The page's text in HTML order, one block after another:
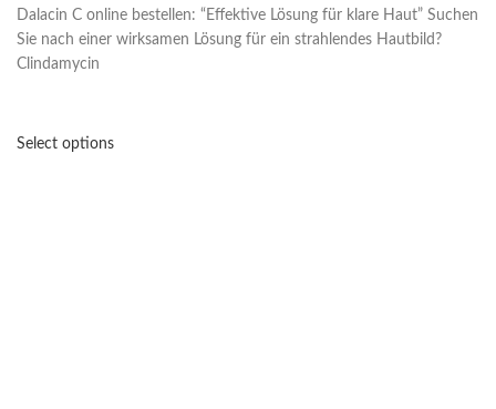
Dalacin C online bestellen: “Effektive Lösung für klare Haut” Suchen
Sie nach einer wirksamen Lösung für ein strahlendes Hautbild?
Clindamycin
Select options